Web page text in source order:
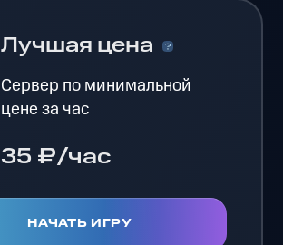
Лучшая цена
Сервер по минимальной
цене за час
35 ₽/час
НАЧАТЬ ИГРУ